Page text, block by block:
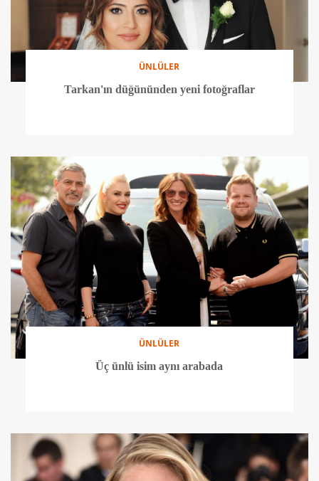
ÜNLÜLER
Tarkan'ın düğününden yeni fotoğraflar
ÜNLÜLER
Üç ünlü isim aynı arabada